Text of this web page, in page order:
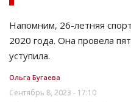
Напомним, 26-летняя
2020 года. Она провела
уступила.
Ольга Бугаева
Сентябрь 8, 2023 - 17:10